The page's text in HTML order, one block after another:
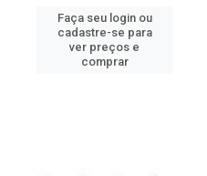
Faça seu login ou
cadastre-se para
ver preços e
comprar